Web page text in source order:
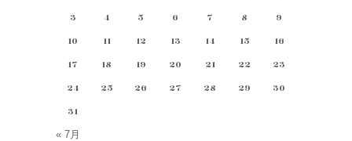
3
4 5 6 7 8
9
10
11 12 13 14 15
16
17
18 19 20 21 22
23
24
25 26 27 28 29
30
31
« 7月